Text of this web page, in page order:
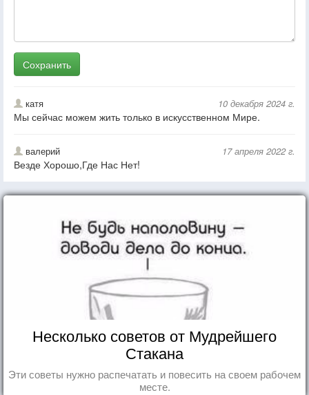
Сохранить
катя 10 декабря 2024 г.
Мы сейчас можем жить только в искусственном Мире.
валерий 17 апреля 2022 г.
Везде Хорошо,Где Нас Нет!
Несколько советов от Мудрейшего
Стакана
Эти советы нужно распечатать и повесить на своем рабочем
месте.